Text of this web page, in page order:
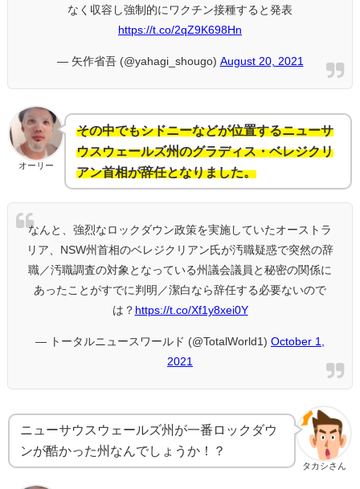
なく収容し強制的にワクチン接種すると発表
https://t.co/2qZ9K698Hn
— 矢作省吾 (@yahagi_shougo) August 20, 2021
オーリー
その中でもシドニーなどが位置するニューサ
ウスウェールズ州のグラディス・ベレジクリ
アン首相が辞任となりました。
なんと、強烈なロックダウン政策を実施していたオーストラ
リア、NSW州首相のベレジクリアン氏が汚職疑惑で突然の辞
職／汚職調査の対象となっている州議会議員と秘密の関係に
あったことがすでに判明／潔白なら辞任する必要ないので
は？ https://t.co/Xf1y8xei0Y
— トータルニュースワールド (@TotalWorld1) October 1,
2021
タカシさん
ニューサウスウェールズ州が一番ロックダウ
ンが酷かった州なんでしょうか！？